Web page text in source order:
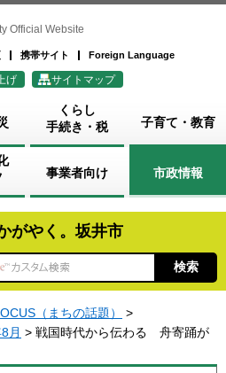
Official Website
携帯サイト Foreign Language
げ サイトマップ
くらし
手続き・税
子育て・教育
事業者向け 市政情報
がやく。坂井市
（まちの話題）
>
月 > 戦国時代から伝わる 舟寄踊が